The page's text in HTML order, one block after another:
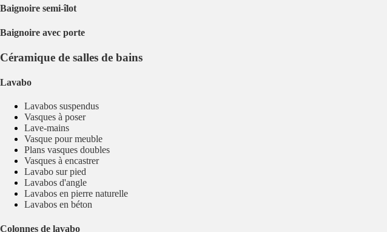
Baignoire semi-îlot
Baignoire avec porte
Céramique de salles de bains
Lavabo
Lavabos suspendus
Vasques à poser
Lave-mains
Vasque pour meuble
Plans vasques doubles
Vasques à encastrer
Lavabo sur pied
Lavabos d'angle
Lavabos en pierre naturelle
Lavabos en béton
Colonnes de lavabo